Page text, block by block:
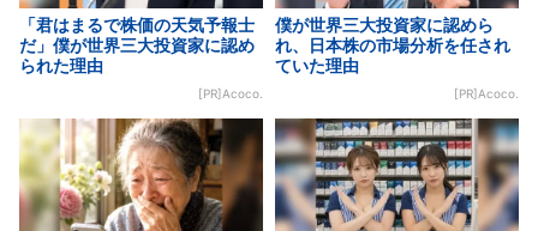
「君はまるで株価の天気予報士
だ」僕が世界三大投資家に認め
られた理由
[PR]Acoco.
僕が世界三大投資家に認めら
れ、日本株の市場分析を任され
ていた理由
[PR]Acoco.